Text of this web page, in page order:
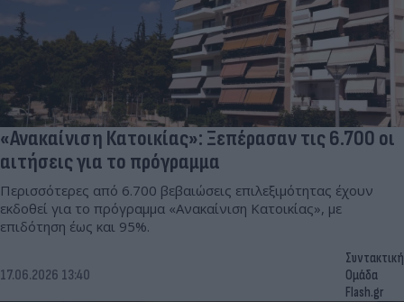
«Ανακαίνιση Κατοικίας»: Ξεπέρασαν τις 6.700 οι
αιτήσεις για το πρόγραμμα
Περισσότερες από 6.700 βεβαιώσεις επιλεξιμότητας έχουν
εκδοθεί για το πρόγραμμα «Ανακαίνιση Κατοικίας», με
επιδότηση έως και 95%.
17.06.2026 13:40
Συντακτική
Ομάδα
Flash.gr